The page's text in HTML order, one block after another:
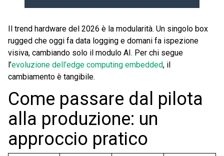
Il trend hardware del 2026 è la modularità. Un singolo box
rugged che oggi fa data logging e domani fa ispezione
visiva, cambiando solo il modulo AI. Per chi segue
l’evoluzione dell’edge computing embedded, il
cambiamento è tangibile.
Come passare dal pilota
alla produzione: un
approccio pratico